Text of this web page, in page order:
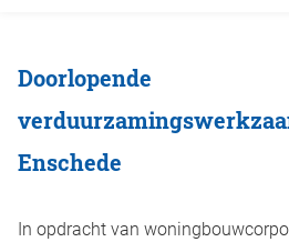
Doorlopende
Enschede
In opdracht van